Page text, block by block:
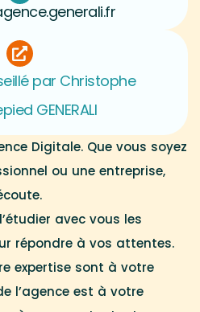
par Christophe
GENERALI
Digitale. Que vous soyez
ou une entreprise,
avec vous les
répondre à vos attentes.
expertise sont à votre
l’agence est à votre